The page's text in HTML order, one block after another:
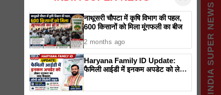
INDIA SUPER NEWS
नाथूसरी चौपटा में कृषि विभाग की पहल,
600 किसानों को मिला मूंगफली का बीज
2 months ago
Haryana Family ID Update:
फैमिली आईडी में इनकम अपडेट को लेकर